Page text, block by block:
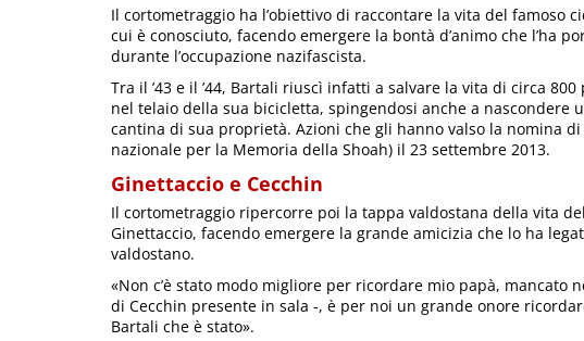
Il cortometraggio ha l’obiettivo di raccontare la vita del famoso
cui è conosciuto, facendo emergere la bontà d’animo che l’ha
durante l’occupazione nazifascista.
Tra il ’43 e il ’44, Bartali riuscì infatti a salvare la vita di circa
nel telaio della sua bicicletta, spingendosi anche a nascondere
cantina di sua proprietà. Azioni che gli hanno valso la nomina di
nazionale per la Memoria della Shoah) il 23 settembre 2013.
Ginettaccio e Cecchin
Il cortometraggio ripercorre poi la tappa valdostana della vita
Ginettaccio, facendo emergere la grande amicizia che lo ha
valdostano.
«Non c’è stato modo migliore per ricordare mio papà, mancato
di Cecchin presente in sala -, è per noi un grande onore
Bartali che è stato».